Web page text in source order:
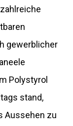
gewerblicher
Polystyrol
stand,
Aussehen zu